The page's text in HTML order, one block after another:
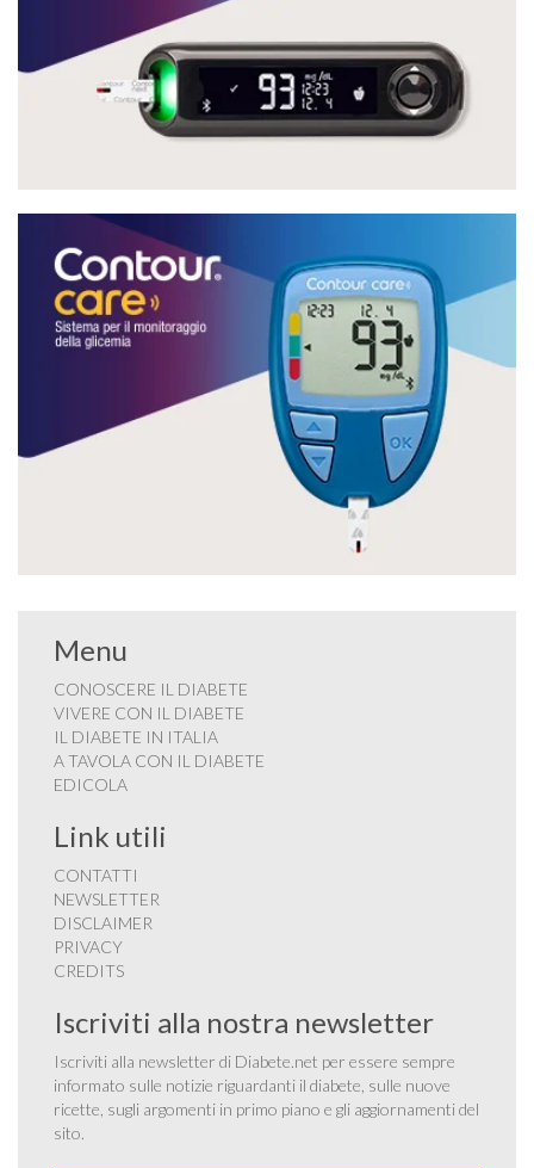
Menu
CONOSCERE IL DIABETE
VIVERE CON IL DIABETE
IL DIABETE IN ITALIA
A TAVOLA CON IL DIABETE
EDICOLA
Link utili
CONTATTI
NEWSLETTER
DISCLAIMER
PRIVACY
CREDITS
Iscriviti alla nostra newsletter
Iscriviti alla newsletter di Diabete.net per essere sempre
informato sulle notizie riguardanti il diabete, sulle nuove
ricette, sugli argomenti in primo piano e gli aggiornamenti del
sito.